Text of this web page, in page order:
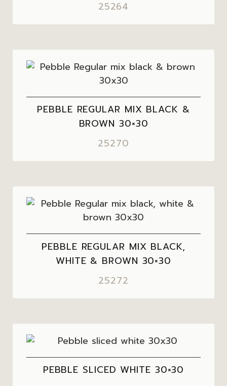
25264
PEBBLE REGULAR MIX BLACK &
BROWN 30×30
25270
PEBBLE REGULAR MIX BLACK,
WHITE & BROWN 30×30
25272
PEBBLE SLICED WHITE 30×30